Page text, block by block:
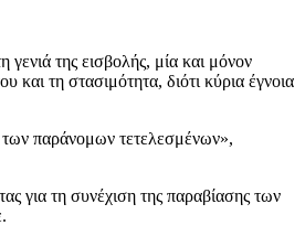
της εισβολής, μία και μόνον
και τη στασιμότητα, διότι κύρια έγνοια
των παράνομων τετελεσμένων»,
για τη συνέχιση της παραβίασης των